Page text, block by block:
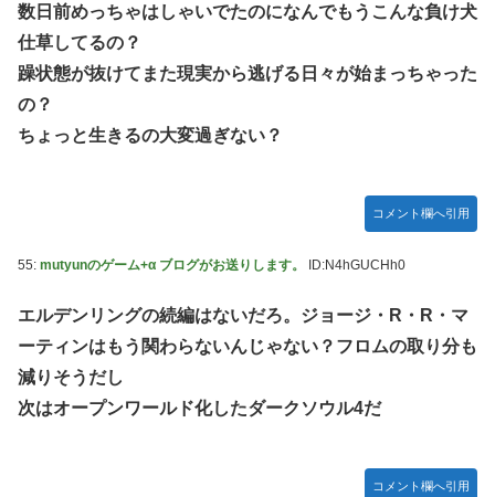
数日前めっちゃはしゃいでたのになんでもうこんな負け犬
仕草してるの？
躁状態が抜けてまた現実から逃げる日々が始まっちゃった
の？
ちょっと生きるの大変過ぎない？
コメント欄へ引用
55: mutyunのゲーム+α ブログがお送りします。 ID:N4hGUCHh0
エルデンリングの続編はないだろ。ジョージ・R・R・マ
ーティンはもう関わらないんじゃない？フロムの取り分も
減りそうだし
次はオープンワールド化したダークソウル4だ
コメント欄へ引用